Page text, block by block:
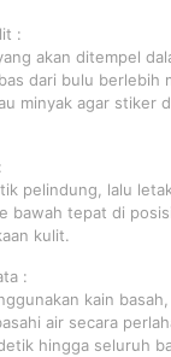
:
akan ditempel
dari bulu berlebih
minyak agar stiker
pelindung, lalu
bawah tepat di
kulit.
:
kain
air secara
hingga seluruh